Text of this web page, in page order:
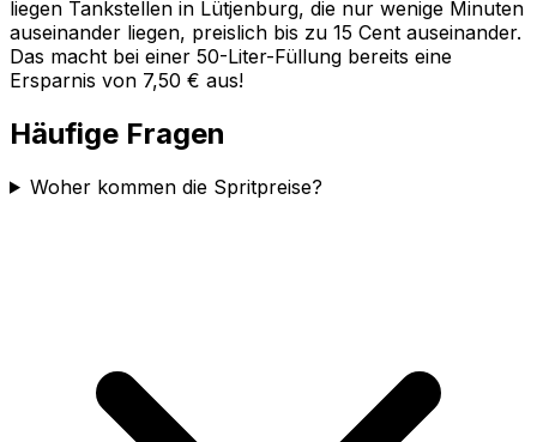
liegen Tankstellen in Lütjenburg, die nur wenige Minuten
auseinander liegen, preislich bis zu 15 Cent auseinander.
Das macht bei einer 50-Liter-Füllung bereits eine
Ersparnis von 7,50 € aus!
Häufige Fragen
Woher kommen die Spritpreise?